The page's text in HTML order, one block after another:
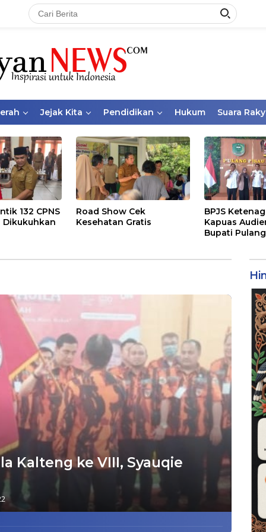
Jejak Kita Pendidikan Hukum Suara
132 CPNS
Dikukuhkan
Road Show Cek
Kesehatan Gratis
BPJS
Kapuas
Bupati
Kalteng ke VIII, Syauqie